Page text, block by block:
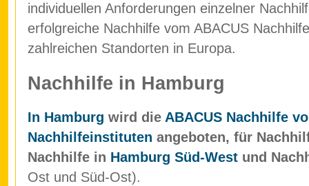
individuellen Anforderungen einzelner
erfolgreiche Nachhilfe vom ABACUS
zahlreichen Standorten in Europa.
Nachhilfe in Hamburg
In Hamburg wird die ABACUS Nachhilfe
Nachhilfeinstituten angeboten, für
Nachhilfe in Hamburg Süd-West und
Ost und Süd-Ost).